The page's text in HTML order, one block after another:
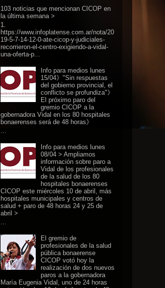
103 noticias que mencionan CICOP en
la última semana >
1.
https://www.infoplatense.com.ar/nota/20
19-5-7-14-12-0-ate-cicop-y-judiciales-
recorrieron-el-centro-exigiendo-a-vidal-
una-oferta-p...
Info para medios lunes
15/04》"Sin respuestas
del gobierno provincial, el
conflicto se profundiza"》
El próximo paro del
gremio CICOP a la
gobernadora Vidal en los 80 hospitales
bonaerenses será de 48 horas》
Info para medios lunes
08/04 > Ampliamos
información sobre paro a
Vidal de los profesionales
de la salud de los 80
hospitales bonaerenses
CICOP este miércoles 10 de abril, más
hospitales municipales y centros de
salud + paro de 48 horas 24 y 25 de
abril >
El gremio de
profesionales de la salud
pública bonaerense
CICOP votó hoy la
realización de dos nuevos
paros a la gobernadora
María Eugenia Vidal, uno de 24 horas